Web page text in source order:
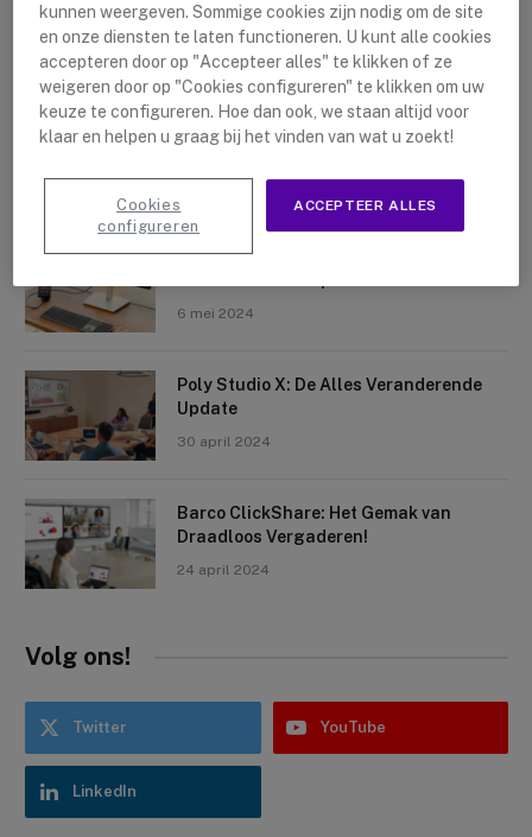
Nieuwste artikelen
Logitech Sight: De Tafelcamera Voor
Crosscall X-Space: Transformeer Je
6 mei 2024
Poly Studio X: De Alles Veranderende
Update
30 april 2024
Barco ClickShare: Het Gemak van
Draadloos Vergaderen!
24 april 2024
Volg ons!
Twitter YouTube
LinkedIn
kunnen weergeven. Sommige cookies zijn nodig om de site
en onze diensten te laten functioneren. U kunt alle cookies
accepteren door op "Accepteer alles" te klikken of ze
weigeren door op "Cookies configureren" te klikken om uw
keuze te configureren. Hoe dan ook, we staan altijd voor
klaar en helpen u graag bij het vinden van wat u zoekt!
ACCEPTEER ALLES
Cookies
configureren